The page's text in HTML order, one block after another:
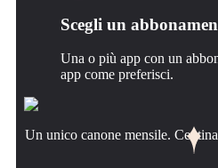
Scegli un
Una o più app con un
app come preferisci.
Un unico canone mensile.